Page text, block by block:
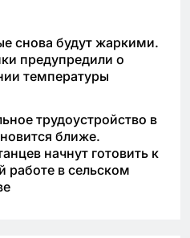
снова будут жаркими.
предупредили о
температуры
трудоустройство в
ближе.
начнут готовить к
работе в сельском